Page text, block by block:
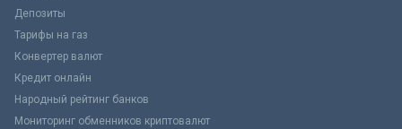
Депозиты
Тарифы на газ
Конвертер валют
Кредит онлайн
Народный рейтинг банков
Мониторинг обменников криптовалют